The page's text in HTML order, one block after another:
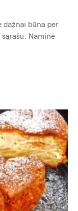
dažnai būna per
Naminė